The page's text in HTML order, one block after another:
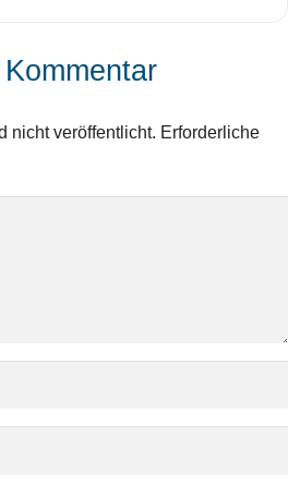
nicht veröffentlicht. Erforderliche